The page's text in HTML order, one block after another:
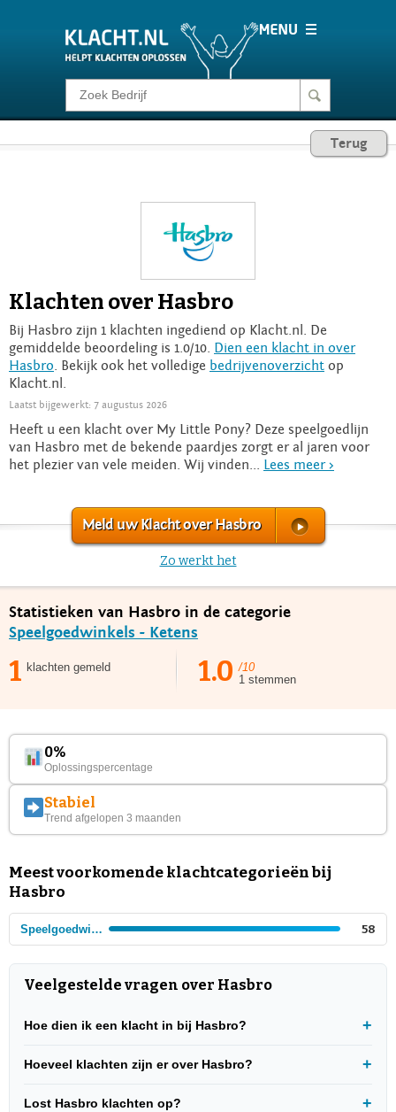
Klacht melden
Login
Terug
Klachten over Hasbro
Bij Hasbro zijn 1 klachten ingediend op Klacht.nl. De
gemiddelde beoordeling is 1.0/10. Dien een klacht in over
Hasbro . Bekijk ook het volledige bedrijvenoverzicht op
Klacht.nl.
Laatst bijgewerkt: 7 augustus 2026
Heeft u een klacht over My Little Pony? Deze speelgoedlijn
van Hasbro met de bekende paardjes zorgt er al jaren voor
het plezier van vele meiden. Wij vinden... Lees meer >
Meld uw Klacht over Hasbro
Zo werkt het
Statistieken van Hasbro in de categorie
Speelgoedwinkels - Ketens
1 klachten gemeld 1.0 /10
1 stemmen
0%
Oplossingspercentage
Stabiel
Trend afgelopen 3 maanden
Meest voorkomende klachtcategorieën bij
Hasbro
Speelgoedwinkels - Ketens 58
Veelgestelde vragen over Hasbro
Hoe dien ik een klacht in bij Hasbro?
Hoeveel klachten zijn er over Hasbro?
Lost Hasbro klachten op?